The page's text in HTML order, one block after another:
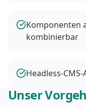
Komponenten
kombinierbar
Headless-
Unser